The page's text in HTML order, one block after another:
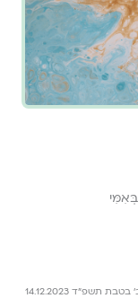
בטבת תשפ״ד 14.12.2023